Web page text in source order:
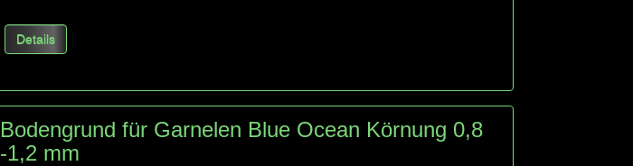
Details
Bodengrund für Garnelen Blue Ocean Körnung 0,8
-1,2 mm